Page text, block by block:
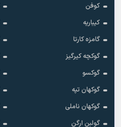
کوفن
کیباریه
گامزه کارتا
گوکچه کیرگیز
گوکسو
گوکهان تپه
گوکهان ناملی
گولبن ارگن